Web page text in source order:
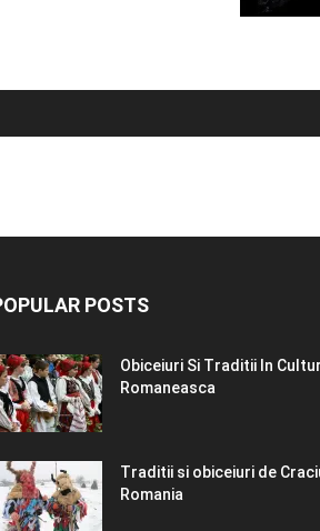
POSTS
Obiceiuri Si Traditii In
Romaneasca
Traditii si obiceiuri de
Romania